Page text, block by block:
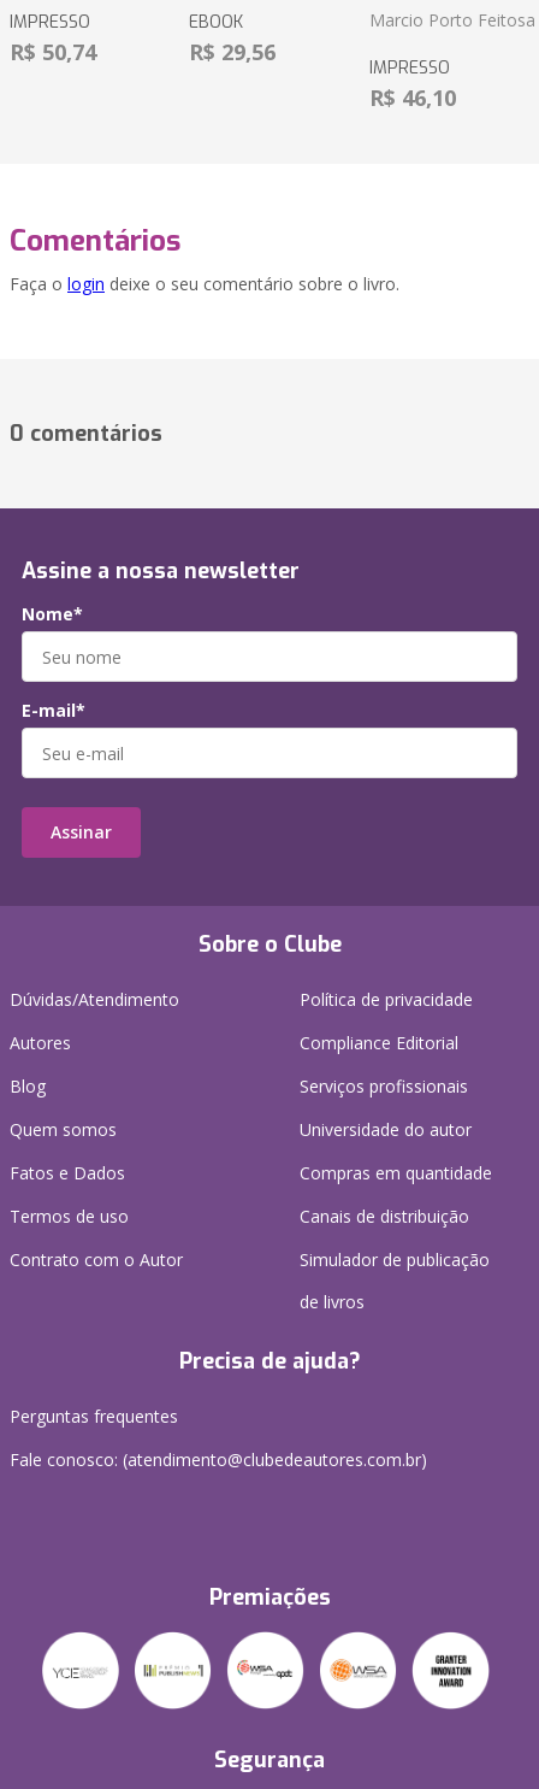
IMPRESSO
R$ 50,74
EBOOK
R$ 29,56
Marcio Porto Feitosa
IMPRESSO
R$ 46,10
Comentários
Faça o login deixe o seu comentário sobre o livro.
0 comentários
Sobre o Clube
Dúvidas/Atendimento
Autores
Blog
Quem somos
Fatos e Dados
Termos de uso
Contrato com o Autor
Política de privacidade
Compliance Editorial
Serviços profissionais
Universidade do autor
Compras em quantidade
Canais de distribuição
Simulador de publicação
de livros
Precisa de ajuda?
Perguntas frequentes
Fale conosco: (atendimento@clubedeautores.com.br)
Premiações
Segurança
Assine a nossa newsletter
Nome*
E-mail*
Assinar